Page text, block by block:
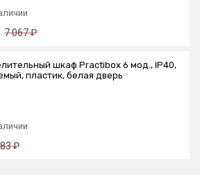
7 067 ₽
шкаф Practibox 6 мод., IP40,
пластик, белая дверь
₽